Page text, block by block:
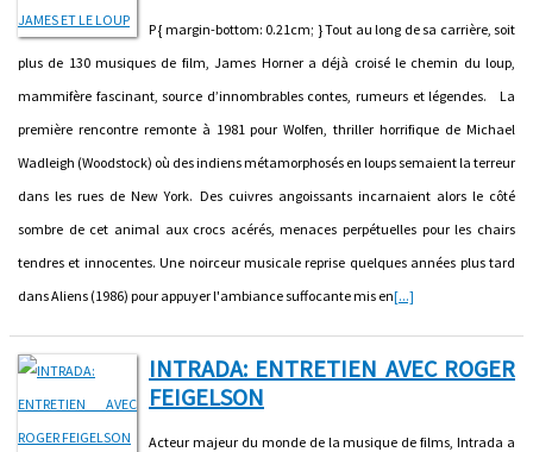
P { margin-bottom: 0.21cm; } Tout au long de sa carrière, soit
plus de 130 musiques de film, James Horner a déjà croisé le chemin du loup,
mammifère fascinant, source d’innombrables contes, rumeurs et légendes. La
première rencontre remonte à 1981 pour Wolfen, thriller horrifique de Michael
Wadleigh (Woodstock) où des indiens métamorphosés en loups semaient la terreur
dans les rues de New York. Des cuivres angoissants incarnaient alors le côté
sombre de cet animal aux crocs acérés, menaces perpétuelles pour les chairs
tendres et innocentes. Une noirceur musicale reprise quelques années plus tard
dans Aliens (1986) pour appuyer l'ambiance suffocante mis en[...]
INTRADA: ENTRETIEN AVEC ROGER
FEIGELSON
Acteur majeur du monde de la musique de films, Intrada a